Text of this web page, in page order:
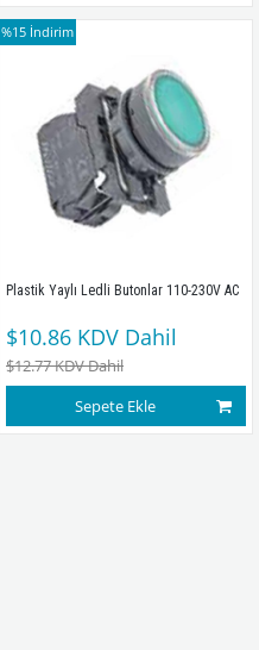
Plastik Yaylı Ledli Butonlar 110-230V AC
$10.86 KDV Dahil
$12.77KDV Dahil
Sepete Ekle
%15 İndirim